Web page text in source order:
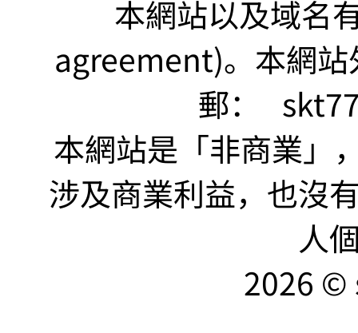
本網站以及域名
agreement)。本網
郵：
本網站是「非商業
涉及商業利益，也沒
人
2026 ©